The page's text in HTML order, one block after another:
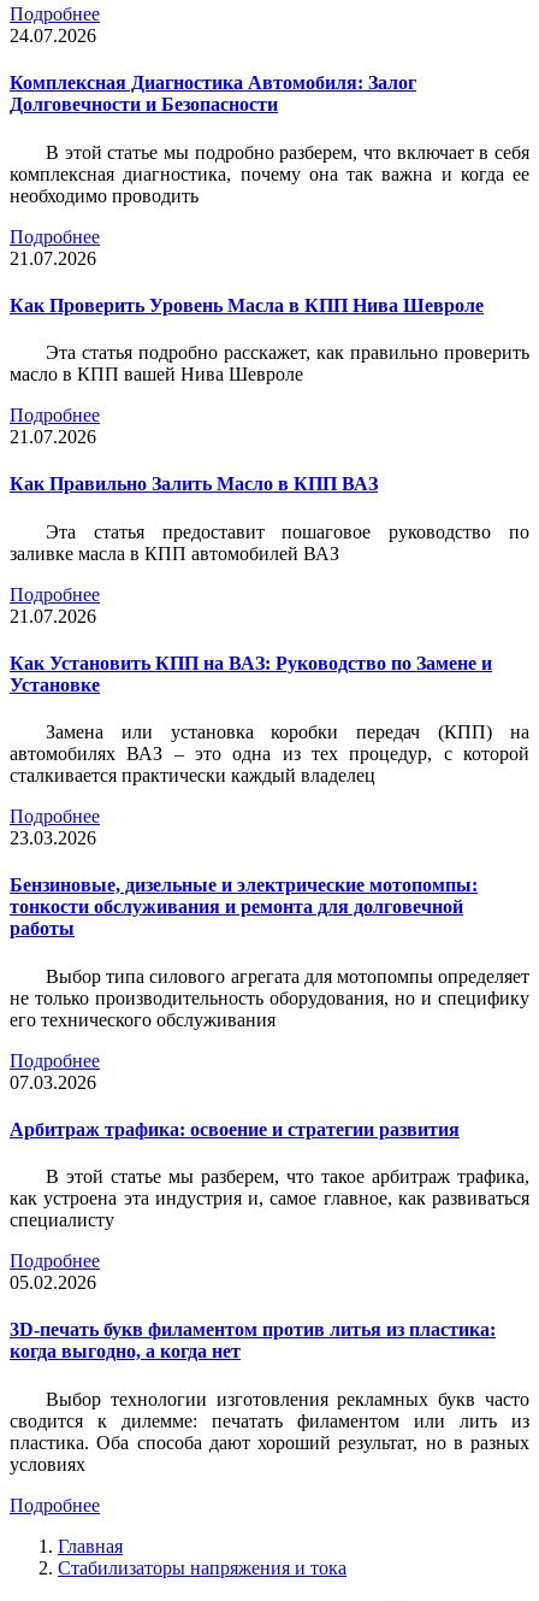
Подробнее
24.07.2026
Комплексная Диагностика Автомобиля: Залог
Долговечности и Безопасности
В этой статье мы подробно разберем, что включает в себя
комплексная диагностика, почему она так важна и когда ее
необходимо проводить
Подробнее
21.07.2026
Как Проверить Уровень Масла в КПП Нива Шевроле
Эта статья подробно расскажет, как правильно проверить
масло в КПП вашей Нива Шевроле
Подробнее
21.07.2026
Как Правильно Залить Масло в КПП ВАЗ
Эта статья предоставит пошаговое руководство по
заливке масла в КПП автомобилей ВАЗ
Подробнее
21.07.2026
Как Установить КПП на ВАЗ: Руководство по Замене и
Установке
Замена или установка коробки передач (КПП) на
автомобилях ВАЗ – это одна из тех процедур, с которой
сталкивается практически каждый владелец
Подробнее
23.03.2026
Бензиновые, дизельные и электрические мотопомпы:
тонкости обслуживания и ремонта для долговечной
работы
Выбор типа силового агрегата для мотопомпы определяет
не только производительность оборудования, но и специфику
его технического обслуживания
Подробнее
07.03.2026
Арбитраж трафика: освоение и стратегии развития
В этой статье мы разберем, что такое арбитраж трафика,
как устроена эта индустрия и, самое главное, как развиваться
специалисту
Подробнее
05.02.2026
3D-печать букв филаментом против литья из пластика:
когда выгодно, а когда нет
Выбор технологии изготовления рекламных букв часто
сводится к дилемме: печатать филаментом или лить из
пластика. Оба способа дают хороший результат, но в разных
условиях
Подробнее
Главная
Стабилизаторы напряжения и тока